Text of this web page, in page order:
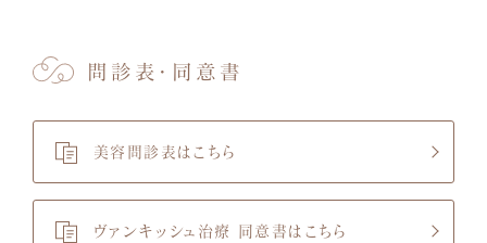
問診表・同意書
美容問診表はこちら
ヴァンキッシュ治療 同意書はこちら